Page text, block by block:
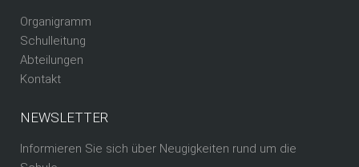
Organigramm
Schulleitung
Abteilungen
Kontakt
NEWSLETTER
Informieren Sie sich über Neugigkeiten rund um die